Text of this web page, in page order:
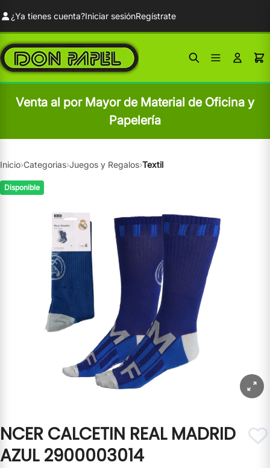
¿Ya tienes cuenta?Iniciar sesiónRegístrate
Venta al por Mayor de Material de Oficina y
Papelería
Inicio›Categorias›Juegos y Regalos›Textil
Disponible
NCER CALCETIN REAL MADRID
AZUL 2900003014